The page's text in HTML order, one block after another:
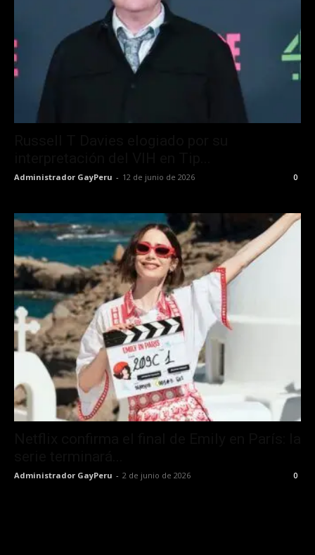
Administrador GayPeru - 12 de junio de 2026 0
Administrador GayPeru - 2 de junio de 2026 0